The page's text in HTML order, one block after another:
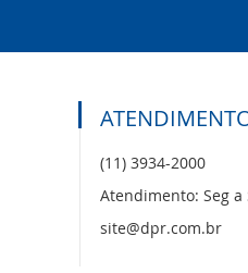
(11) 3934-2000
Atendimento: Seg a
site@dpr.com.br